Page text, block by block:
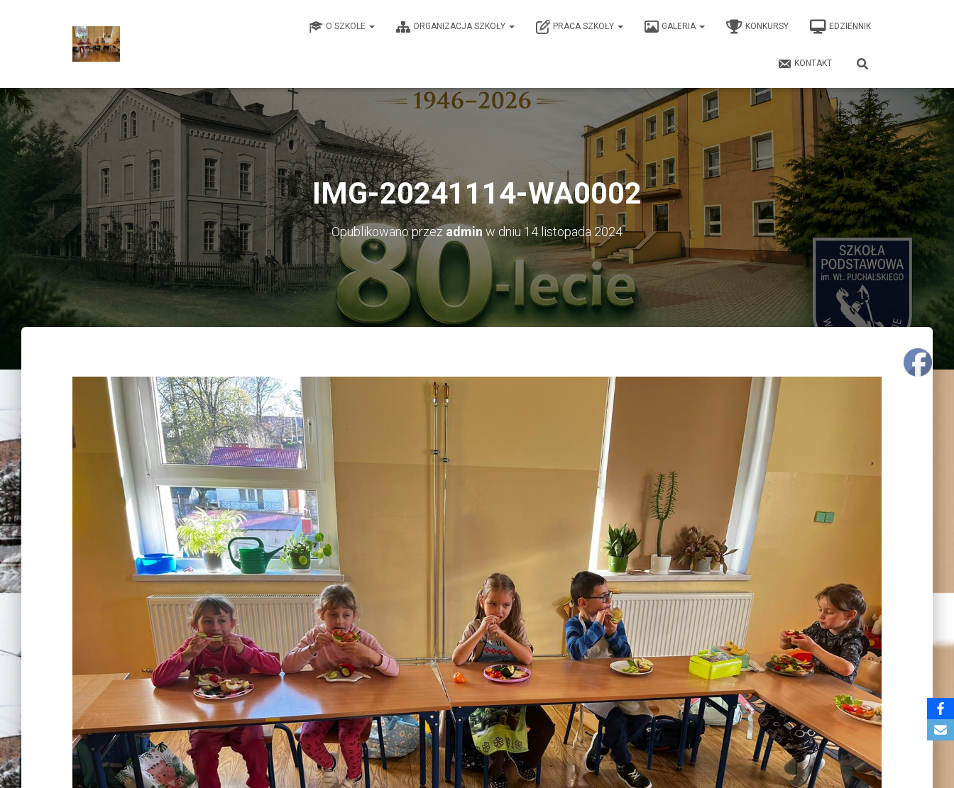
O SZKOLE ORGANIZACJA SZKOŁY PRACA SZKOŁY GALERIA KONKURSY EDZIENNIK
KONTAKT
IMG-20241114-WA0002
Opublikowano przez admin w dniu14 listopada 2024